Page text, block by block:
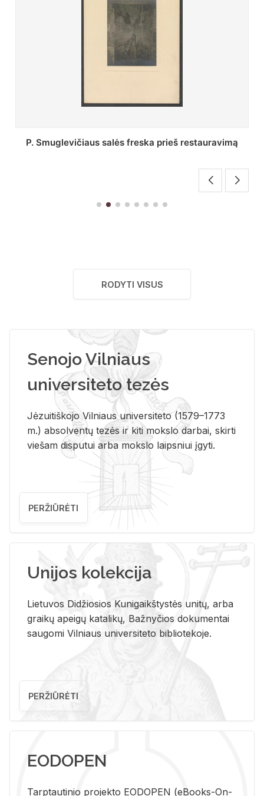
Stepono Batoro universiteto bibliotekos Profesorių
RODYTI VISUS
Senojo Vilniaus
universiteto tezės
Jėzuitiškojo Vilniaus universiteto (1579–1773
m.) absolventų tezės ir kiti mokslo darbai, skirti
viešam disputui arba mokslo laipsniui įgyti.
PERŽIŪRĖTI
Unijos kolekcija
Lietuvos Didžiosios Kunigaikštystės unitų, arba
graikų apeigų katalikų, Bažnyčios dokumentai
saugomi Vilniaus universiteto bibliotekoje.
PERŽIŪRĖTI
EODOPEN
Tarp­tau­ti­nio pro­jek­to EO­DO­PEN (eBo­oks-On-